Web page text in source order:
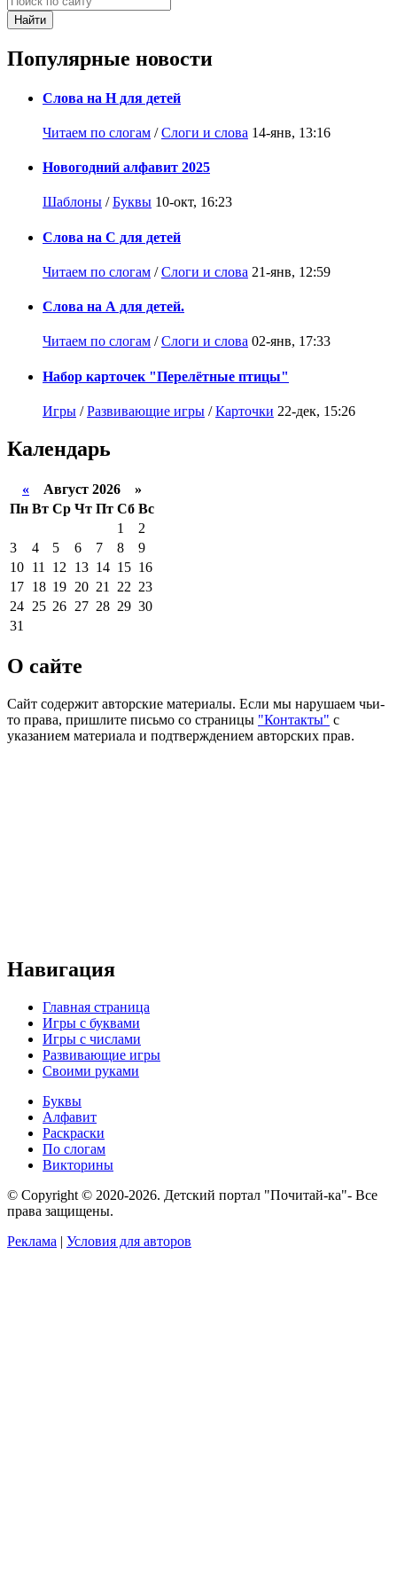
Найти
Популярные новости
Слова на Н для детей
Читаем по слогам /Слоги и слова 14-янв, 13:16
Новогодний алфавит 2025
Шаблоны /Буквы 10-окт, 16:23
Слова на С для детей
Читаем по слогам /Слоги и слова 21-янв, 12:59
Слова на А для детей.
Читаем по слогам /Слоги и слова 02-янв, 17:33
Набор карточек "Перелётные птицы"
Игры /Развивающие игры /Карточки 22-дек, 15:26
Календарь
« Август 2026 »
Пн Вт Ср Чт Пт Сб Вс
1
2
3
4 5 6 7 8
9
10 11 12 13 14 15 16
17 18 19 20 21 22 23
24 25 26 27 28 29 30
31
О сайте
Сайт содержит авторские материалы. Если мы нарушаем чьи-
то права, пришлите письмо со страницы "Контакты" с
указанием материала и подтверждением авторских прав.
Навигация
Главная страница
Игры с буквами
Игры с числами
Развивающие игры
Своими руками
Буквы
Алфавит
Раскраски
По слогам
Викторины
© Copyright © 2020-2026. Детский портал "Почитай-ка"- Все
права защищены.
Реклама | Условия для авторов